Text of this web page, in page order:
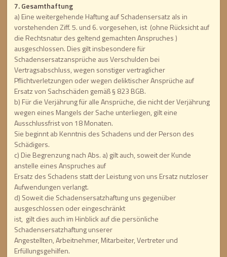
7. Gesamthaftung
a) Eine weitergehende Haftung auf Schadensersatz als in
vorstehenden Ziff. 5. und 6. vorgesehen, ist (ohne Rücksicht auf
die Rechtsnatur des geltend gemachten Anspruches )
ausgeschlossen. Dies gilt insbesondere für
Schadensersatzansprüche aus Verschulden bei
Vertragsabschluss, wegen sonstiger vertraglicher
Pflichtverletzungen oder wegen deliktischer Ansprüche auf
Ersatz von Sachschäden gemäß § 823 BGB.
b) Für die Verjährung für alle Ansprüche, die nicht der Verjährung
wegen eines Mangels der Sache unterliegen, gilt eine
Ausschlussfrist von 18 Monaten.
Sie beginnt ab Kenntnis des Schadens und der Person des
Schädigers.
c) Die Begrenzung nach Abs. a) gilt auch, soweit der Kunde
anstelle eines Anspruches auf
Ersatz des Schadens statt der Leistung von uns Ersatz nutzloser
Aufwendungen verlangt.
d) Soweit die Schadensersatzhaftung uns gegenüber
ausgeschlossen oder eingeschränkt
ist, gilt dies auch im Hinblick auf die persönliche
Schadensersatzhaftung unserer
Angestellten, Arbeitnehmer, Mitarbeiter, Vertreter und
Erfüllungsgehilfen.